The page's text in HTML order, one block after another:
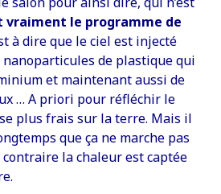
vraiment le programme de
à dire que le ciel est injecté
nanoparticules de plastique qui
et maintenant aussi de
… A priori pour réfléchir le
plus frais sur la terre. Mais il
que ça ne marche pas
la chaleur est captée